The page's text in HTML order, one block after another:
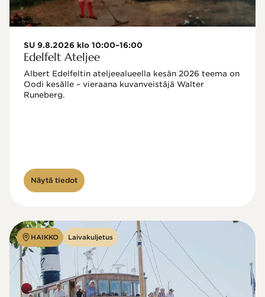
SU 9.8.2026 klo 10:00–16:00
Edelfelt Ateljee
Albert Edelfeltin ateljeealueella kesän 2026 teema on
Oodi kesälle – vieraana kuvanveistäjä Walter
Näytä tiedot
HAIKKO Laivakuljetus